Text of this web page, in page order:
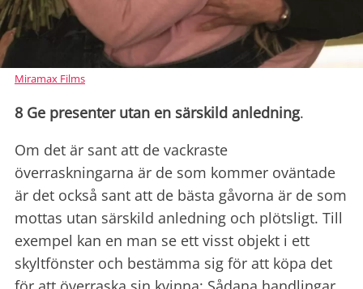
Miramax Films
8 Ge presenter utan en särskild anledning.
Om det är sant att de vackraste
överraskningarna är de som kommer oväntade
är det också sant att de bästa gåvorna är de som
mottas utan särskild anledning och plötsligt. Till
exempel kan en man se ett visst objekt i ett
skyltfönster och bestämma sig för att köpa det